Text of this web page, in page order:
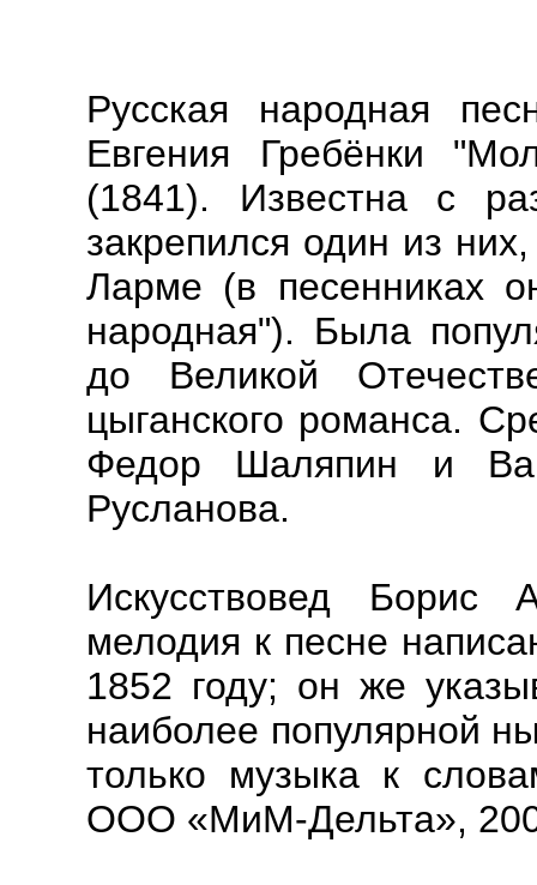
Русская народная
Евгения Гребёнки
(1841). Известна с
закрепился один из
Ларме (в песенниках
народная"). Была
до Великой
цыганского романса.
Федор Шаляпин и
Русланова.
Искусствовед Борис
мелодия к песне
1852 году; он же
наиболее популярной
только музыка к
ООО «МиМ-Дельта»,